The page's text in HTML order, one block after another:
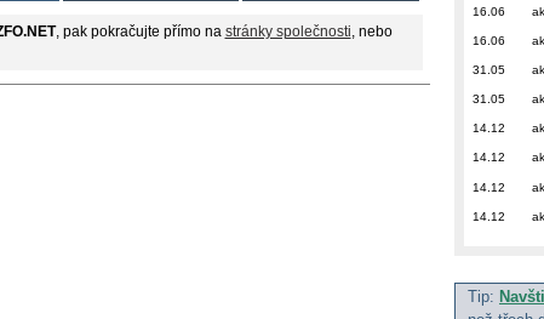
, pak pokračujte přímo na stránky společnosti , nebo
16.06
16.06
31.05
31.05
14.12
14.12
14.12
14.12
Tip: